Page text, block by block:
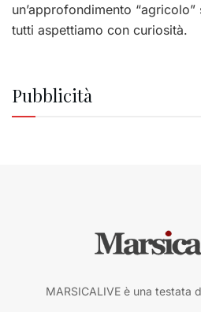
un’approfondimento
tutti aspettiamo con curiosità.
Pubblicità
MARSICALIVE è una testata